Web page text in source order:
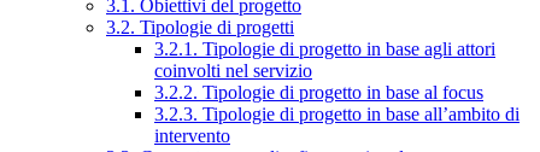
3.1. Obiettivi del progetto
3.2. Tipologie di progetti
3.2.1. Tipologie di progetto in base agli attori
coinvolti nel servizio
3.2.2. Tipologie di progetto in base al focus
3.2.3. Tipologie di progetto in base all’ambito di
intervento